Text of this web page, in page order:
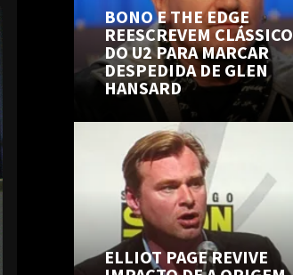
BONO E THE EDGE
REESCREVEM CLÁSSICO
DO U2 PARA MARCAR
DESPEDIDA DE GLEN
HANSARD
ELLIOT PAGE REVIVE